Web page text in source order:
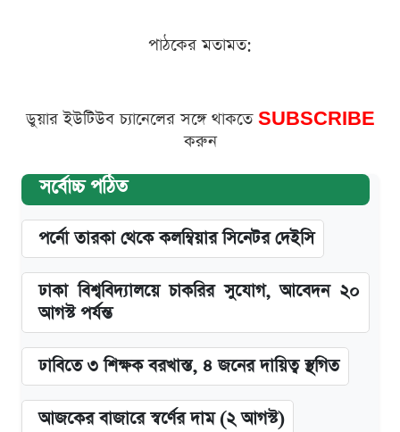
পাঠকের মতামত:
ডুয়ার ইউটিউব চ্যানেলের সঙ্গে থাকতে SUBSCRIBE
করুন
সর্বোচ্চ পঠিত
পর্নো তারকা থেকে কলম্বিয়ার সিনেটর দেইসি
ঢাকা বিশ্ববিদ্যালয়ে চাকরির সুযোগ, আবেদন ২০
আগস্ট পর্যন্ত
ঢাবিতে ৩ শিক্ষক বরখাস্ত, ৪ জনের দায়িত্ব স্থগিত
আজকের বাজারে স্বর্ণের দাম (২ আগস্ট)